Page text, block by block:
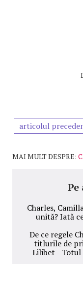
articolul
MAI MULT DESPRE:
Pe
Charles,
unită? Iată
De ce regele
titlurile de
Lilibet - Totul